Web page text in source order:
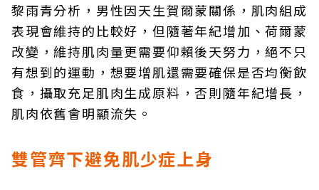
黎雨青分析，男性因天生賀爾蒙關係，肌肉組成
表現會維持的比較好，但隨著年紀增加、荷爾蒙
改變，維持肌肉量更需要仰賴後天努力，絕不只
有想到的運動，想要增肌還需要確保是否均衡飲
食，攝取充足肌肉生成原料，否則隨年紀增長，
肌肉依舊會明顯流失。
雙管齊下避免肌少症上身